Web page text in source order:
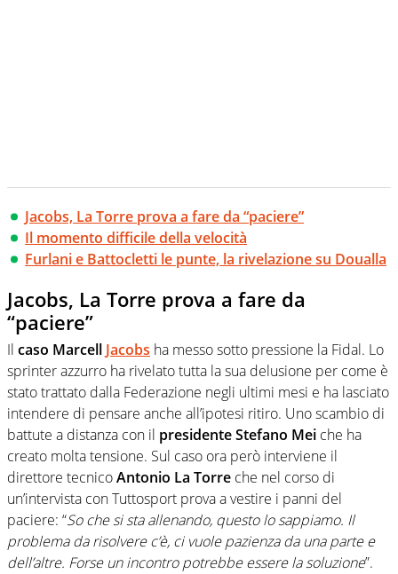
Jacobs, La Torre prova a fare da “paciere”
Il momento difficile della velocità
Furlani e Battocletti le punte, la rivelazione su Doualla
Jacobs, La Torre prova a fare da
“paciere”
Il caso Marcell Jacobs ha messo sotto pressione la Fidal. Lo
sprinter azzurro ha rivelato tutta la sua delusione per come è
stato trattato dalla Federazione negli ultimi mesi e ha lasciato
intendere di pensare anche all’ipotesi ritiro. Uno scambio di
battute a distanza con il presidente Stefano Mei che ha
creato molta tensione. Sul caso ora però interviene il
direttore tecnicoAntonio La Torre che nel corso di
un’intervista con Tuttosport prova a vestire i panni del
paciere: “So che si sta allenando, questo lo sappiamo. Il
problema da risolvere c’è, ci vuole pazienza da una parte e
dell’altre. Forse un incontro potrebbe essere la soluzione”.